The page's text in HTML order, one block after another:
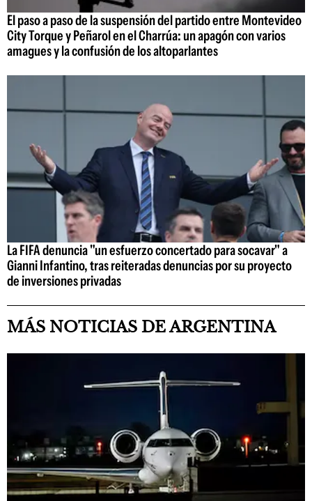
El paso a paso de la suspensión del partido entre Montevideo
City Torque y Peñarol en el Charrúa: un apagón con varios
amagues y la confusión de los altoparlantes
La FIFA denuncia "un esfuerzo concertado para socavar" a
Gianni Infantino, tras reiteradas denuncias por su proyecto
de inversiones privadas
MÁS NOTICIAS DE ARGENTINA